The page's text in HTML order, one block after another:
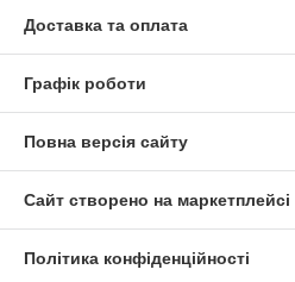
Доставка та оплата
Графік роботи
Повна версія сайту
Сайт створено на маркетплейсі
Політика конфіденційності